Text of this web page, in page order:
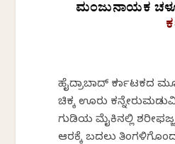
ಮಂಜುನಾಯಕ
ಹೈದ್ರಾಬಾದ್ ಕರ್ನಾಟಕದ
ಚಿಕ್ಕ ಊರು
ಗುಡಿಯ ಮೈಕಿನಲ್ಲಿ
ಆರಕ್ಕೆ ಬದಲು